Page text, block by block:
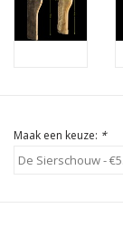
Maak een keuze: *